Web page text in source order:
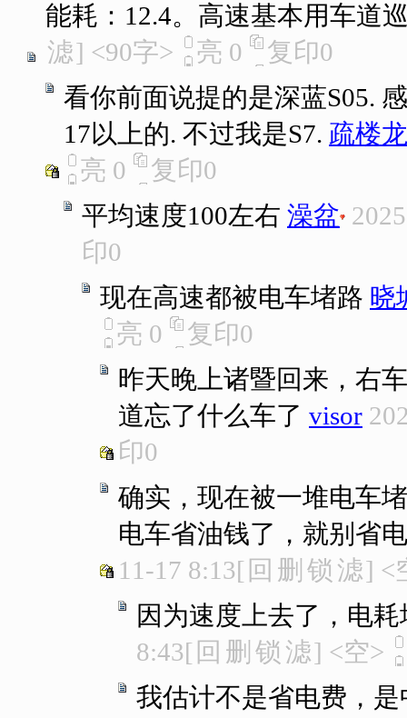
能耗：12.4。高速基本用车道
滤] <90字> 亮 0 复印0
看你前面说提的是深蓝S05.
17以上的. 不过我是S7. 疏楼
亮 0 复印0
平均速度100左右 澡盆
印0
现在高速都被电车堵路 晓
亮 0 复印0
昨天晚上诸暨回来，右
道忘了什么车了 visor
印0
确实，现在被一堆电车
电车省油钱了，就别省
11-17 8:13[ 回 删 锁 滤] <
因为速度上去了，电
8:43[ 回 删 锁 滤] <空>
我估计不是省电费，